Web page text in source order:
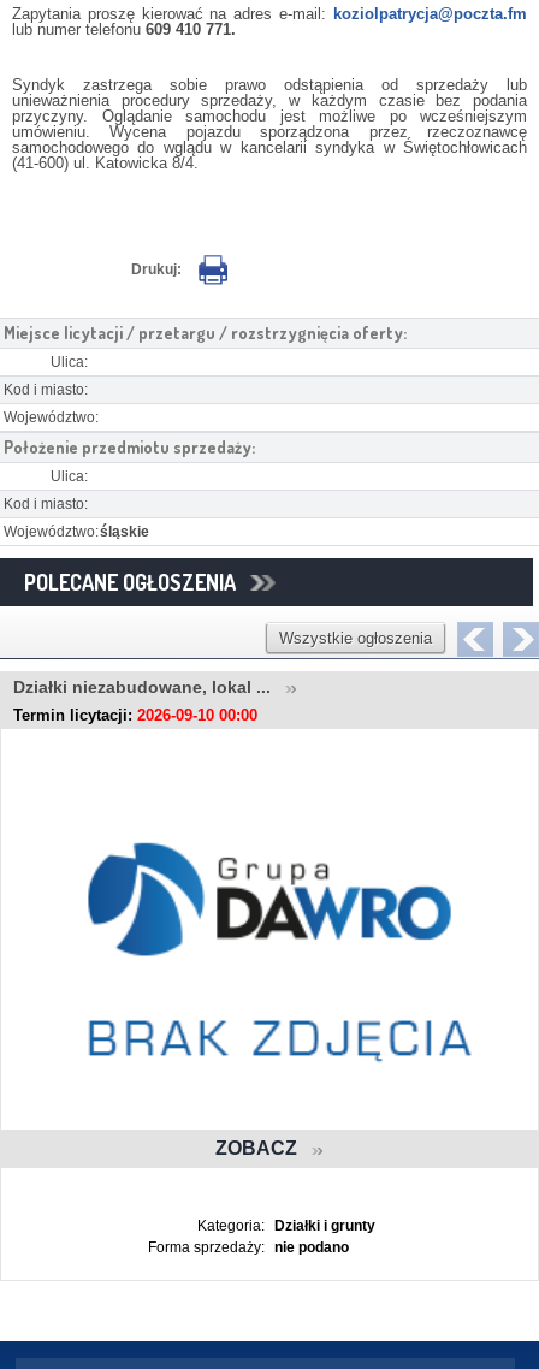
Zapytania proszę kierować na adres e-mail: koziolpatrycja@poczta.fm
lub numer telefonu 609 410 771.
Syndyk zastrzega sobie prawo odstąpienia od sprzedaży lub
unieważnienia procedury sprzedaży, w każdym czasie bez podania
przyczyny. Oglądanie samochodu jest możliwe po wcześniejszym
umówieniu. Wycena pojazdu sporządzona przez rzeczoznawcę
samochodowego do wglądu w kancelarii syndyka w Świętochłowicach
(41-600) ul. Katowicka 8/4.
Drukuj:
Miejsce licytacji / przetargu / rozstrzygnięcia oferty:
Ulica:
Kod i miasto:
Województwo:
Położenie przedmiotu sprzedaży:
Ulica:
Kod i miasto:
Województwo:śląskie
POLECANE OGŁOSZENIA
Wszystkie ogłoszenia
Działki niezabudowane, lokal ...
Termin licytacji: 2026-09-10 00:00
ZOBACZ
Kategoria:
Działki i grunty
Forma sprzedaży:
nie podano